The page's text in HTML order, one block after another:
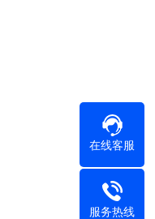
在线客服
服务热线